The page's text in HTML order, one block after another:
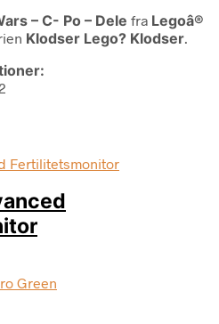
– C- Po – Dele fra Legoâ®
Klodser Lego? Klodser.